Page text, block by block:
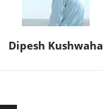
Dipesh Kushwaha